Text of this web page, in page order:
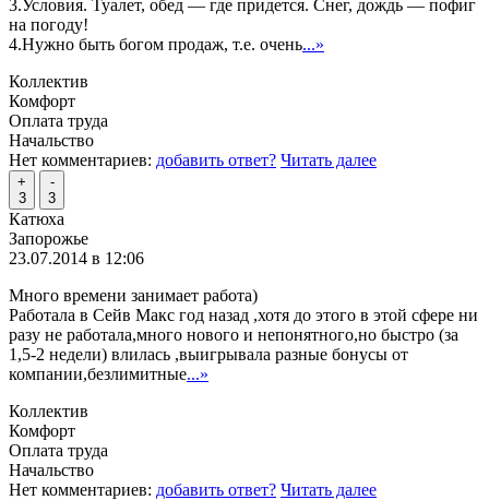
3.Условия. Туалет, обед — где придется. Снег, дождь — пофиг
на погоду!
4.Нужно быть богом продаж, т.е. очень...»
Коллектив
Комфорт
Оплата труда
Начальство
Нет комментариев: добавить ответ? Читать далее
+
3
-
3
Катюха
Запорожье
23.07.2014 в 12:06
Много времени занимает работа)
Работала в Сейв Макс год назад ,хотя до этого в этой сфере ни
разу не работала,много нового и непонятного,но быстро (за
1,5-2 недели) влилась ,выигрывала разные бонусы от
компании,безлимитные...»
Коллектив
Комфорт
Оплата труда
Начальство
Нет комментариев: добавить ответ? Читать далее